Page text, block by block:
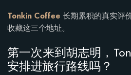
Tonkin Coffee 长期累积的真实评
收藏这三个地址。
第一次来到胡志明，
安排进旅行路线吗？